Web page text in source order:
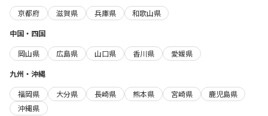
京都府
滋賀県 兵庫県
和歌山県
中国・四国
岡山県
広島県 山口県 香川県
愛媛県
九州・沖縄
福岡県
大分県 長崎県 熊本県 宮崎県
鹿児島県
沖縄県